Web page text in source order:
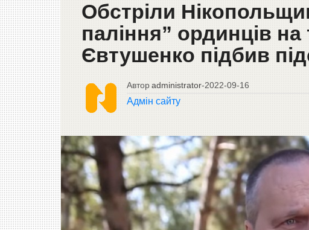
Обстріли
паління” ординців
Євтушенко підбив
Автор administrator-2022-09-16
Адмін сайту